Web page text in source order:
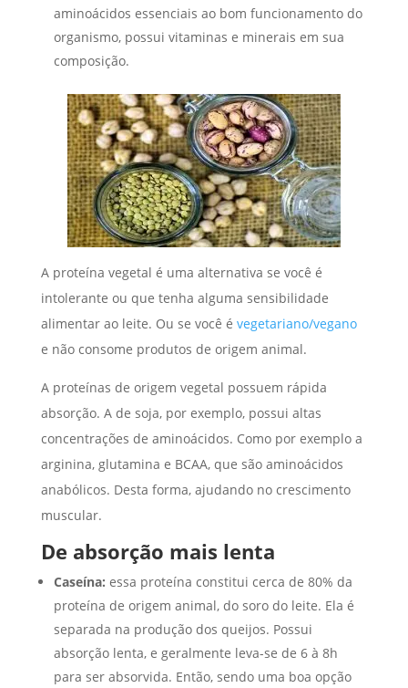
aminoácidos essenciais ao bom funcionamento do
organismo, possui vitaminas e minerais em sua
composição.
A proteína vegetal é uma alternativa se você é
intolerante ou que tenha alguma sensibilidade
alimentar ao leite. Ou se você é vegetariano/vegano
e não consome produtos de origem animal.
A proteínas de origem vegetal possuem rápida
absorção. A de soja, por exemplo, possui altas
concentrações de aminoácidos. Como por exemplo a
arginina, glutamina e BCAA, que são aminoácidos
anabólicos. Desta forma, ajudando no crescimento
muscular.
De absorção mais lenta
Caseína: essa proteína constitui cerca de 80% da
proteína de origem animal, do soro do leite. Ela é
separada na produção dos queijos. Possui
absorção lenta, e geralmente leva-se de 6 à 8h
para ser absorvida. Então, sendo uma boa opção